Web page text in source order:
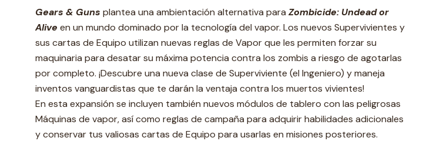
Gears & Guns plantea una ambientación alternativa para Zombicide: Undead or
Alive en un mundo dominado por la tecnología del vapor. Los nuevos Supervivientes y
sus cartas de Equipo utilizan nuevas reglas de Vapor que les permiten forzar su
maquinaria para desatar su máxima potencia contra los zombis a riesgo de agotarlas
por completo. ¡Descubre una nueva clase de Superviviente (el Ingeniero) y maneja
inventos vanguardistas que te darán la ventaja contra los muertos vivientes!
En esta expansión se incluyen también nuevos módulos de tablero con las peligrosas
Máquinas de vapor, así como reglas de campaña para adquirir habilidades adicionales
y conservar tus valiosas cartas de Equipo para usarlas en misiones posteriores.